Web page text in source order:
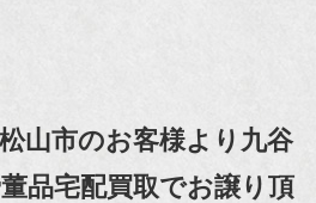
山市のお客様より九谷
品宅配買取でお譲り頂